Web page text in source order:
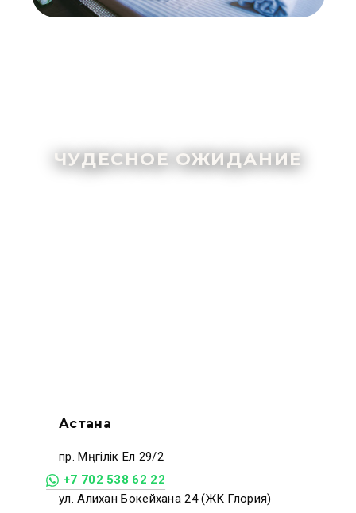
ЧУДЕСНОЕ ОЖИДАНИЕ
Астана
пр. Мәңгілік Ел 29/2
+7 702 538 62 22
ул. Алихан Бокейхана 24 (ЖК Глория)